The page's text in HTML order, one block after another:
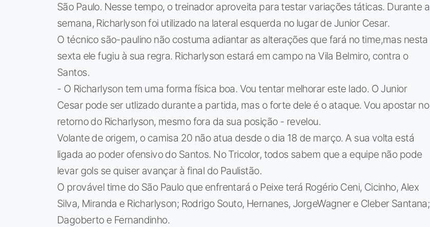
São Paulo. Nesse tempo, o treinador aproveita para testar variações táticas. Durante a
semana, Richarlyson foi utilizado na lateral esquerda no lugar de Junior Cesar.
O técnico são-paulino não costuma adiantar as alterações que fará no time,mas nesta
sexta ele fugiu à sua regra. Richarlyson estará em campo na Vila Belmiro, contra o
Santos.
- O Richarlyson tem uma forma física boa. Vou tentar melhorar este lado. O Junior
Cesar pode ser utlizado durante a partida, mas o forte dele é o ataque. Vou apostar no
retorno do Richarlyson, mesmo fora da sua posição - revelou.
Volante de origem, o camisa 20 não atua desde o dia 18 de março. A sua volta está
ligada ao poder ofensivo do Santos. No Tricolor, todos sabem que a equipe não pode
levar gols se quiser avançar à final do Paulistão.
O provável time do São Paulo que enfrentará o Peixe terá Rogério Ceni, Cicinho, Alex
Silva, Miranda e Richarlyson; Rodrigo Souto, Hernanes, JorgeWagner e Cleber Santana;
Dagoberto e Fernandinho.